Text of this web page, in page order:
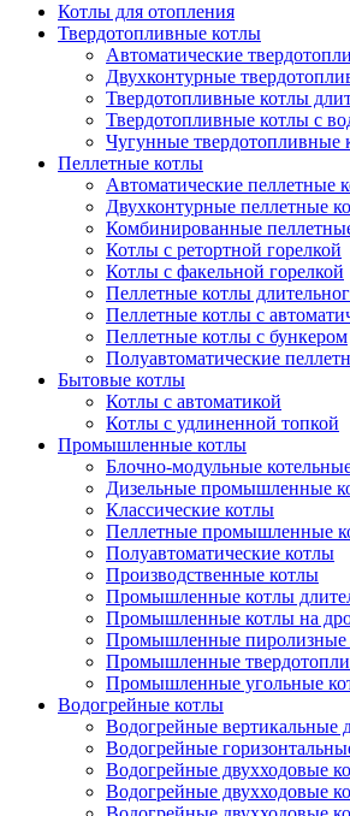
Котлы для отопления
Твердотопливные котлы
Автоматические
Двухконтурные
Твердотопливные котлы
Твердотопливные котлы с
Чугунные твердотопливные
Пеллетные котлы
Автоматические пеллетные
Двухконтурные пеллетные
Комбинированные
Котлы с ретортной горелкой
Котлы с факельной горелкой
Пеллетные котлы
Пеллетные котлы с
Пеллетные котлы с бункером
Полуавтоматические
Бытовые котлы
Котлы с автоматикой
Котлы с удлиненной топкой
Промышленные котлы
Блочно-модульные
Дизельные промышленные
Классические котлы
Пеллетные промышленные
Полуавтоматические котлы
Производственные котлы
Промышленные котлы
Промышленные котлы на
Промышленные пиролизные
Промышленные
Промышленные угольные
Водогрейные котлы
Водогрейные вертикальные
Водогрейные
Водогрейные двухходовые
Водогрейные двухходовые